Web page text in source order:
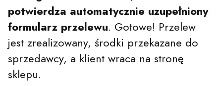
potwierdza automatycznie uzupełniony
formularz przelewu. Gotowe! Przelew
jest zrealizowany, środki przekazane do
sprzedawcy, a klient wraca na stronę
sklepu.